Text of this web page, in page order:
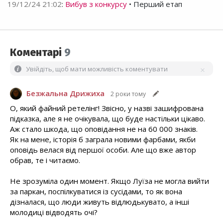
19/12/24 21:02: Вибув з конкурсу • Перший етап
Коментарі 9
Увійдіть, щоб мати можливість коментувати
Безжальна Дрижиха 2 роки тому
О, який файний ретелінг! Звісно, у назві зашифрована
підказка, але я не очікувала, що буде настільки цікаво.
Аж стало шкода, що оповідання не на 60 000 знаків.
Як на мене, історія б заграла новими фарбами, якби
оповідь велася від першої особи. Але що вже автор
обрав, те і читаємо.
Не зрозуміла один момент. Якщо Луїза не могла вийти
за паркан, поспілкуватися із сусідами, то як вона
дізналася, що люди живуть відлюдькувато, а інші
молодиці відводять очі?